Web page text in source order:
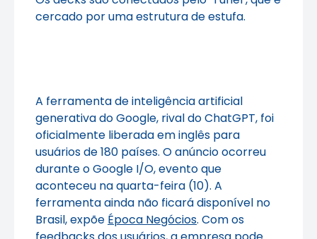
cercado por uma estrutura de estufa.
A ferramenta de inteligência artificial
generativa do Google, rival do ChatGPT, foi
oficialmente liberada em inglês para
usuários de 180 países. O anúncio ocorreu
durante o Google I/O, evento que
aconteceu na quarta-feira (10). A
ferramenta ainda não ficará disponível no
Brasil, expõe Época Negócios. Com os